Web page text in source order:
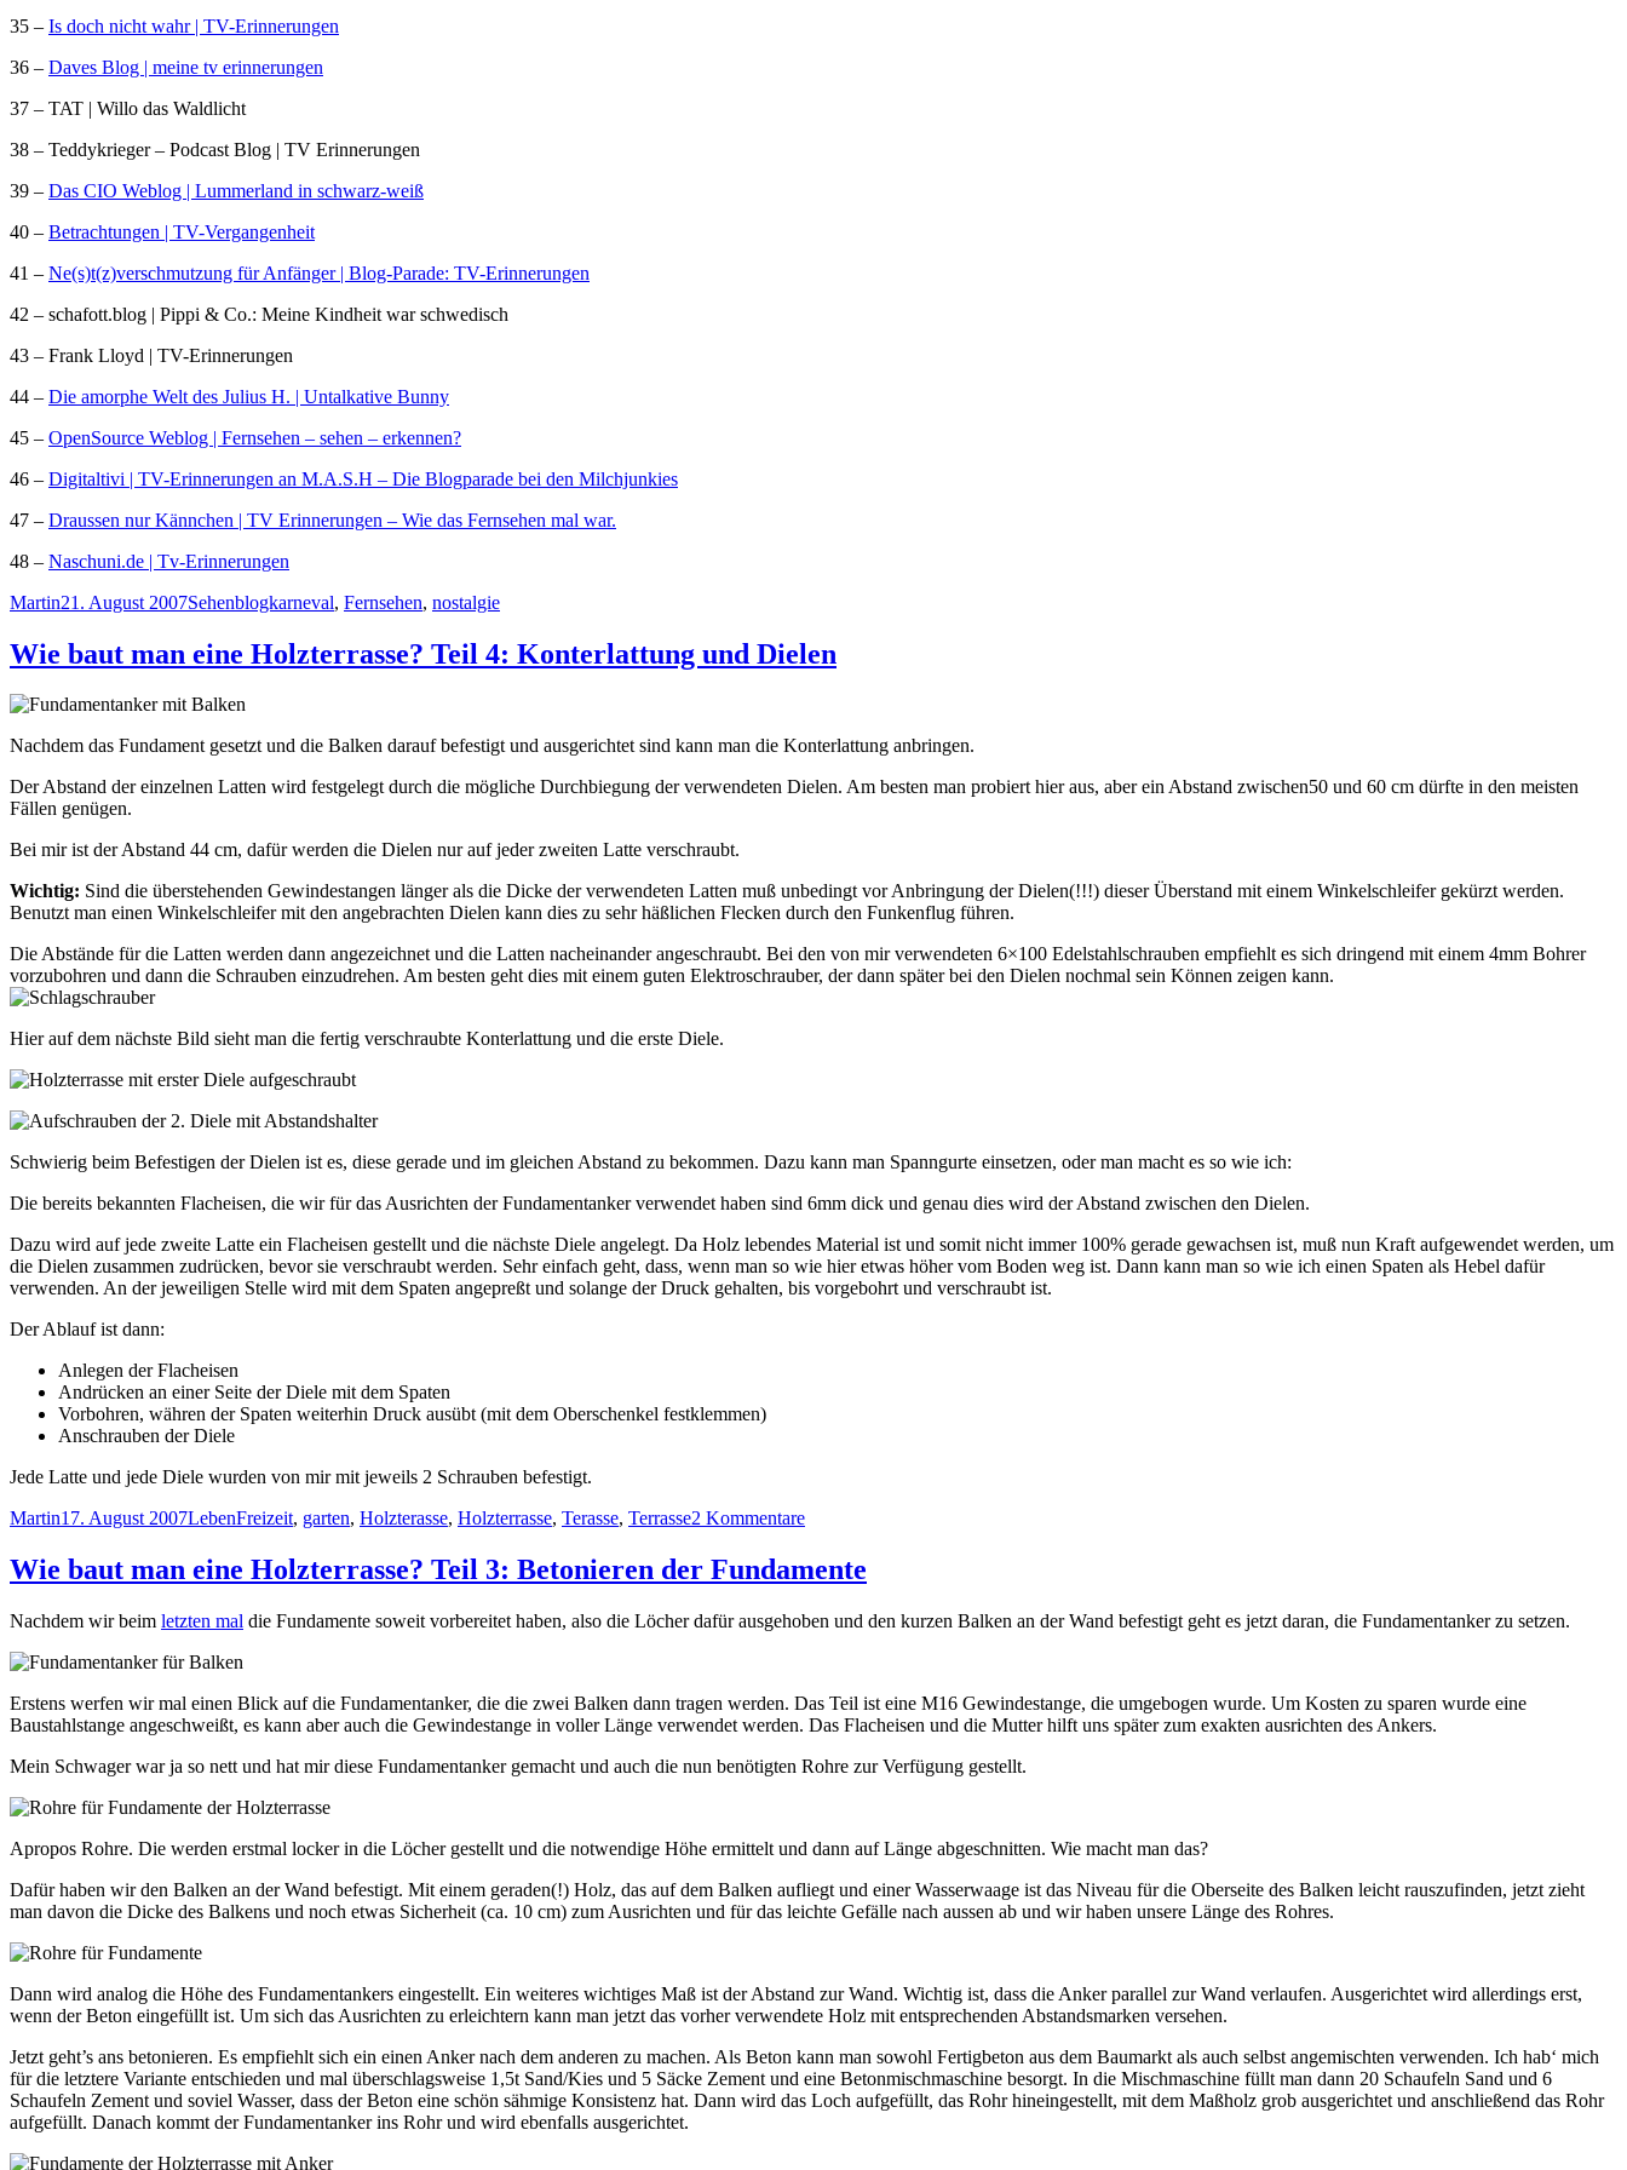
35 – Is doch nicht wahr | TV-Erinnerungen
36 – Daves Blog | meine tv erinnerungen
37 – TAT | Willo das Waldlicht
38 – Teddykrieger – Podcast Blog | TV Erinnerungen
39 – Das CIO Weblog | Lummerland in schwarz-weiß
40 – Betrachtungen | TV-Vergangenheit
41 – Ne(s)t(z)verschmutzung für Anfänger | Blog-Parade: TV-Erinnerungen
42 – schafott.blog | Pippi & Co.: Meine Kindheit war schwedisch
43 – Frank Lloyd | TV-Erinnerungen
44 – Die amorphe Welt des Julius H. | Untalkative Bunny
45 – OpenSource Weblog | Fernsehen – sehen – erkennen?
46 – Digitaltivi | TV-Erinnerungen an M.A.S.H – Die Blogparade bei den Milchjunkies
47 – Draussen nur Kännchen | TV Erinnerungen – Wie das Fernsehen mal war.
48 – Naschuni.de | Tv-Erinnerungen
Autor
MartinVeröffentlicht
21. August 2007Kategorien
SehenSchlagwörter
blogkarneval, Fernsehen, nostalgie
Wie baut man eine Holzterrasse? Teil 4: Konterlattung und Dielen
Nachdem das Fundament gesetzt und die Balken darauf befestigt und ausgerichtet sind kann man die Konterlattung anbringen.
Der Abstand der einzelnen Latten wird festgelegt durch die mögliche Durchbiegung der verwendeten Dielen. Am besten man probiert hier aus, aber ein Abstand zwischen50 und 60 cm dürfte in den meisten
Fällen genügen.
Bei mir ist der Abstand 44 cm, dafür werden die Dielen nur auf jeder zweiten Latte verschraubt.
Wichtig: Sind die überstehenden Gewindestangen länger als die Dicke der verwendeten Latten muß unbedingt vor Anbringung der Dielen(!!!) dieser Überstand mit einem Winkelschleifer gekürzt werden.
Benutzt man einen Winkelschleifer mit den angebrachten Dielen kann dies zu sehr häßlichen Flecken durch den Funkenflug führen.
Die Abstände für die Latten werden dann angezeichnet und die Latten nacheinander angeschraubt. Bei den von mir verwendeten 6×100 Edelstahlschrauben empfiehlt es sich dringend mit einem 4mm Bohrer
vorzubohren und dann die Schrauben einzudrehen. Am besten geht dies mit einem guten Elektroschrauber, der dann später bei den Dielen nochmal sein Können zeigen kann.
Hier auf dem nächste Bild sieht man die fertig verschraubte Konterlattung und die erste Diele.
Schwierig beim Befestigen der Dielen ist es, diese gerade und im gleichen Abstand zu bekommen. Dazu kann man Spanngurte einsetzen, oder man macht es so wie ich:
Die bereits bekannten Flacheisen, die wir für das Ausrichten der Fundamentanker verwendet haben sind 6mm dick und genau dies wird der Abstand zwischen den Dielen.
Dazu wird auf jede zweite Latte ein Flacheisen gestellt und die nächste Diele angelegt. Da Holz lebendes Material ist und somit nicht immer 100% gerade gewachsen ist, muß nun Kraft aufgewendet werden, um
die Dielen zusammen zudrücken, bevor sie verschraubt werden. Sehr einfach geht, dass, wenn man so wie hier etwas höher vom Boden weg ist. Dann kann man so wie ich einen Spaten als Hebel dafür
verwenden. An der jeweiligen Stelle wird mit dem Spaten angepreßt und solange der Druck gehalten, bis vorgebohrt und verschraubt ist.
Der Ablauf ist dann:
Anlegen der Flacheisen
Andrücken an einer Seite der Diele mit dem Spaten
Vorbohren, währen der Spaten weiterhin Druck ausübt (mit dem Oberschenkel festklemmen)
Anschrauben der Diele
Jede Latte und jede Diele wurden von mir mit jeweils 2 Schrauben befestigt.
Autor
MartinVeröffentlicht
17. August 2007Kategorien
LebenSchlagwörter
Freizeit, garten, Holzterasse, Holzterrasse, Terasse, Terrasse2 Kommentarezu
baut
man
Holzterrasse?
Konterlattung
und
Dielen
Wie baut man eine Holzterrasse? Teil 3: Betonieren der Fundamente
Nachdem wir beim letzten mal die Fundamente soweit vorbereitet haben, also die Löcher dafür ausgehoben und den kurzen Balken an der Wand befestigt geht es jetzt daran, die Fundamentanker zu setzen.
Erstens werfen wir mal einen Blick auf die Fundamentanker, die die zwei Balken dann tragen werden. Das Teil ist eine M16 Gewindestange, die umgebogen wurde. Um Kosten zu sparen wurde eine
Baustahlstange angeschweißt, es kann aber auch die Gewindestange in voller Länge verwendet werden. Das Flacheisen und die Mutter hilft uns später zum exakten ausrichten des Ankers.
Mein Schwager war ja so nett und hat mir diese Fundamentanker gemacht und auch die nun benötigten Rohre zur Verfügung gestellt.
Apropos Rohre. Die werden erstmal locker in die Löcher gestellt und die notwendige Höhe ermittelt und dann auf Länge abgeschnitten. Wie macht man das?
Dafür haben wir den Balken an der Wand befestigt. Mit einem geraden(!) Holz, das auf dem Balken aufliegt und einer Wasserwaage ist das Niveau für die Oberseite des Balken leicht rauszufinden, jetzt zieht
man davon die Dicke des Balkens und noch etwas Sicherheit (ca. 10 cm) zum Ausrichten und für das leichte Gefälle nach aussen ab und wir haben unsere Länge des Rohres.
Dann wird analog die Höhe des Fundamentankers eingestellt. Ein weiteres wichtiges Maß ist der Abstand zur Wand. Wichtig ist, dass die Anker parallel zur Wand verlaufen. Ausgerichtet wird allerdings erst,
wenn der Beton eingefüllt ist. Um sich das Ausrichten zu erleichtern kann man jetzt das vorher verwendete Holz mit entsprechenden Abstandsmarken versehen.
Jetzt geht’s ans betonieren. Es empfiehlt sich ein einen Anker nach dem anderen zu machen. Als Beton kann man sowohl Fertigbeton aus dem Baumarkt als auch selbst angemischten verwenden. Ich hab‘ mich
für die letztere Variante entschieden und mal überschlagsweise 1,5t Sand/Kies und 5 Säcke Zement und eine Betonmischmaschine besorgt. In die Mischmaschine füllt man dann 20 Schaufeln Sand und 6
Schaufeln Zement und soviel Wasser, dass der Beton eine schön sähmige Konsistenz hat. Dann wird das Loch aufgefüllt, das Rohr hineingestellt, mit dem Maßholz grob ausgerichtet und anschließend das Rohr
aufgefüllt. Danach kommt der Fundamentanker ins Rohr und wird ebenfalls ausgerichtet.